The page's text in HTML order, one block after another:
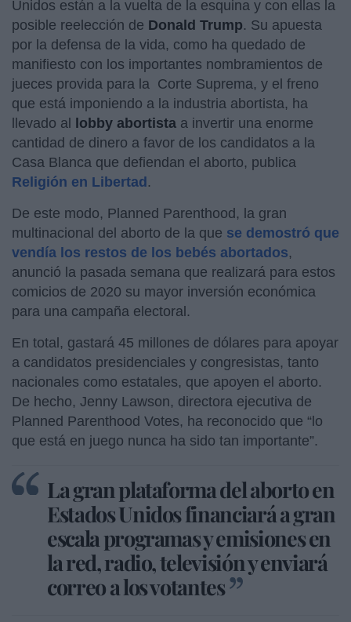
Unidos están a la vuelta de la esquina y con ellas la
posible reelección de Donald Trump. Su apuesta
por la defensa de la vida, como ha quedado de
manifiesto con los importantes nombramientos de
jueces provida para la Corte Suprema, y el freno
que está imponiendo a la industria abortista, ha
llevado al lobby abortista a invertir una enorme
cantidad de dinero a favor de los candidatos a la
Casa Blanca que defiendan el aborto, publica
Religión en Libertad.
De este modo, Planned Parenthood, la gran
multinacional del aborto de la que se demostró que
vendía los restos de los bebés abortados,
anunció la pasada semana que realizará para estos
comicios de 2020 su mayor inversión económica
para una campaña electoral.
En total, gastará 45 millones de dólares para apoyar
a candidatos presidenciales y congresistas, tanto
nacionales como estatales, que apoyen el aborto.
De hecho, Jenny Lawson, directora ejecutiva de
Planned Parenthood Votes, ha reconocido que “lo
que está en juego nunca ha sido tan importante”.
La gran plataforma del aborto en
Estados Unidos financiará a gran
escala programas y emisiones en
la red, radio, televisión y enviará
correo a los votantes